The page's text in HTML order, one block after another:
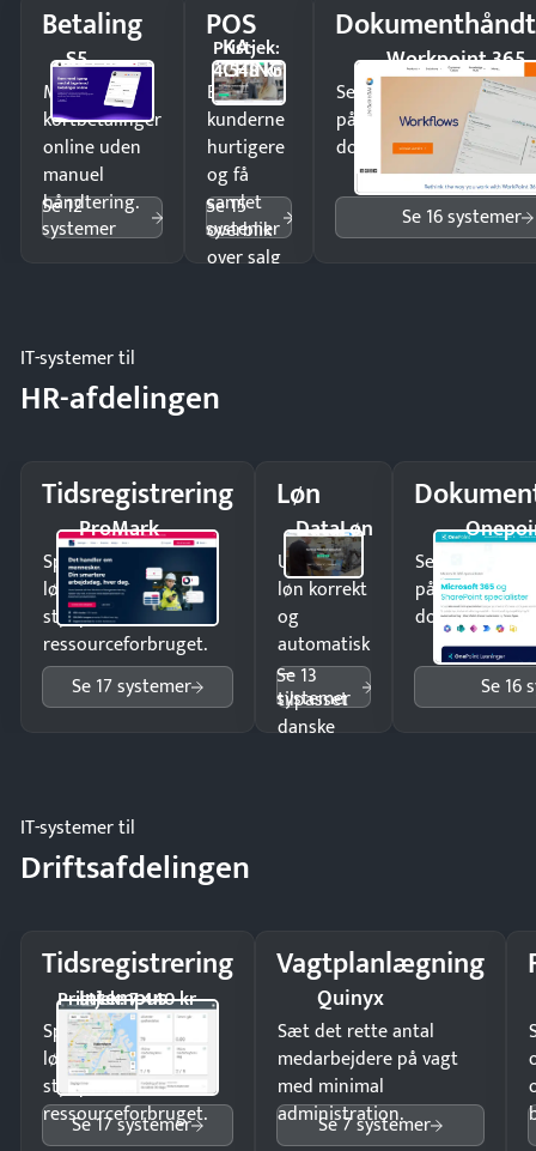
Betaling
S5
Modtag
kortbetalinger
online uden
manuel
håndtering.
Se 12
systemer
POS
KA-
CHING
Pristjek:
4.548 kr
Ekspedér
kunderne
hurtigere
og få
samlet
overblik
over salg
Se 15
systemer
Workpoint 365
Send kontrakter til
på minutter og mist
dokumenter.
Se 16 systemer
IT-systemer til
HR-afdelingen
Tidsregistrering
ProMark
Spar tid på
lønberegning og få
styr på
ressourceforbruget.
Se 17 systemer
Løn
DataLøn
Udbetal
løn korrekt
og
automatisk
—
tilpasset
danske
Se 13
systemer
Send
på minutter
dokumenter.
Se 16
IT-systemer til
Driftsafdelingen
Tidsregistrering
Intempus
Pristjek: 7.440 kr
Spar tid på
lønberegning og få
styr på
ressourceforbruget.
Se 17 systemer
Vagtplanlægning
Quinyx
Sæt det rette antal
medarbejdere på vagt
med minimal
administration.
Se 7 systemer